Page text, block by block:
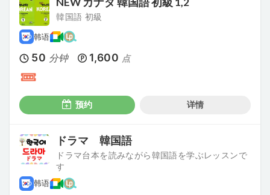
韓国語 初級
韩语
50 分钟 1,600 点
预约 详情
ドラマ 韓国語
ドラマ台本を読みながら韓国語を学ぶレッスンで
す
韩语